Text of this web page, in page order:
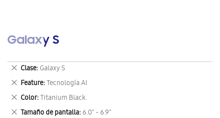
Galaxy S
Clase Galaxy S
Eliminar
este
artículo
Feature Tecnología AI
Eliminar
este
artículo
Color Titanium Black.
Eliminar
este
Tamaño de pantalla 6.0" - 6.9"
Eliminar